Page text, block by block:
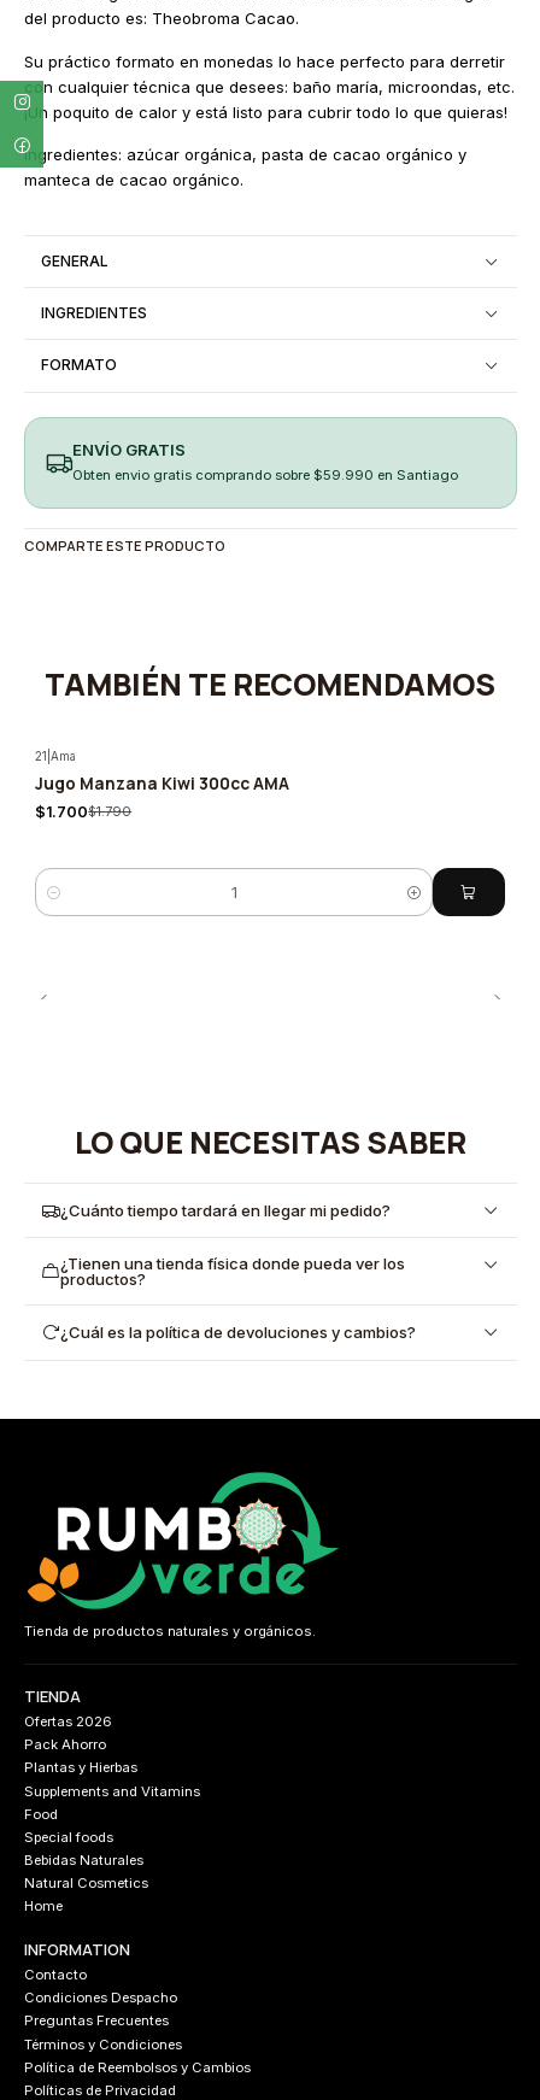
del producto es: Theobroma Cacao.
Su práctico formato en monedas lo hace perfecto para derretir
con cualquier técnica que desees: baño maría, microondas, etc.
¡Un poquito de calor y está listo para cubrir todo lo que quieras!
Ingredientes: azúcar orgánica, pasta de cacao orgánico y
manteca de cacao orgánico.
GENERAL
INGREDIENTES
FORMATO
ENVÍO GRATIS
Obten envio gratis comprando sobre $59.990 en Santiago
COMPARTE ESTE PRODUCTO
TAMBIÉN TE RECOMENDAMOS
-5%
21 |Ama
Jugo Manzana Kiwi 300cc AMA
$1.700$1.790
Quantity
LO QUE NECESITAS SABER
¿Cuánto tiempo tardará en llegar mi pedido?
¿Tienen una tienda física donde pueda ver los
productos?
¿Cuál es la política de devoluciones y cambios?
Tienda de productos naturales y orgánicos.
TIENDA
Ofertas 2026
Pack Ahorro
Plantas y Hierbas
Supplements and Vitamins
Food
Special foods
Bebidas Naturales
Natural Cosmetics
Home
INFORMATION
Contacto
Condiciones Despacho
Preguntas Frecuentes
Términos y Condiciones
Política de Reembolsos y Cambios
Políticas de Privacidad